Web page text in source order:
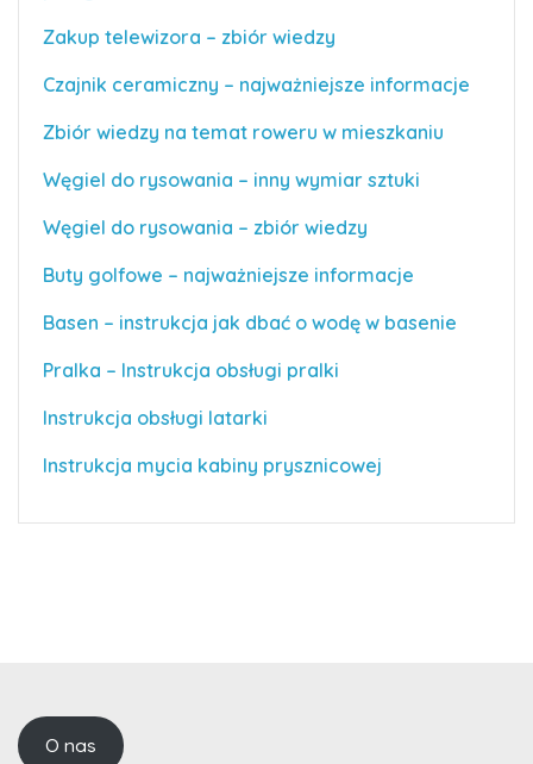
Zakup telewizora – zbiór wiedzy
Czajnik ceramiczny – najważniejsze informacje
Zbiór wiedzy na temat roweru w mieszkaniu
Węgiel do rysowania – inny wymiar sztuki
Węgiel do rysowania – zbiór wiedzy
Buty golfowe – najważniejsze informacje
Basen – instrukcja jak dbać o wodę w basenie
Pralka – Instrukcja obsługi pralki
Instrukcja obsługi latarki
Instrukcja mycia kabiny prysznicowej
O nas